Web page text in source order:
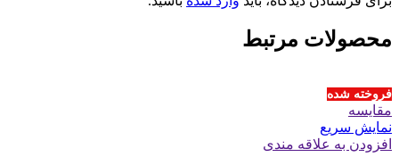
محصولات مرتبط
فروخته شده
مقايسه
نمایش سریع
افزودن به علاقه مندی